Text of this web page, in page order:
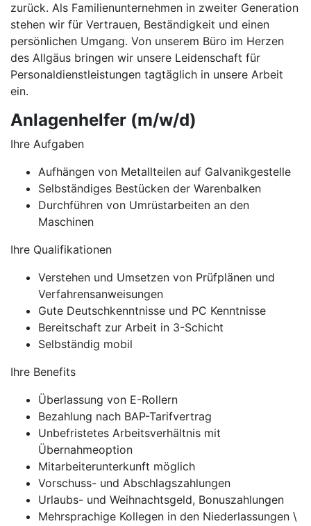
zurück. Als Familienunternehmen in zweiter Generation
stehen wir für Vertrauen, Beständigkeit und einen
persönlichen Umgang. Von unserem Büro im Herzen
des Allgäus bringen wir unsere Leidenschaft für
Personaldienstleistungen tagtäglich in unsere Arbeit
ein.
Anlagenhelfer (m/w/d)
Ihre Aufgaben
Aufhängen von Metallteilen auf Galvanikgestelle
Selbständiges Bestücken der Warenbalken
Durchführen von Umrüstarbeiten an den
Maschinen
Ihre Qualifikationen
Verstehen und Umsetzen von Prüfplänen und
Verfahrensanweisungen
Gute Deutschkenntnisse und PC Kenntnisse
Bereitschaft zur Arbeit in 3-Schicht
Selbständig mobil
Ihre Benefits
Überlassung von E-Rollern
Bezahlung nach BAP-Tarifvertrag
Unbefristetes Arbeitsverhältnis mit
Übernahmeoption
Mitarbeiterunterkunft möglich
Vorschuss- und Abschlagszahlungen
Urlaubs- und Weihnachtsgeld, Bonuszahlungen
Mehrsprachige Kollegen in den Niederlassungen \